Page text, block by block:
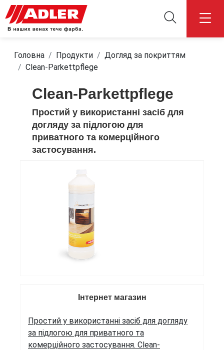
Головна Продукти
Догляд за покриттям
Clean-Parkettpflege
Clean-Parkettpflege
Простий у використанні засіб для
догляду за підлогою для
приватного та комерційного
застосування.
Інтернет магазин
Простий у використанні засіб для догляду
за підлогою для приватного та
комерційного застосування. Clean-